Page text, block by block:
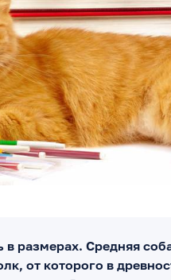
размерах. Средняя
от которого в